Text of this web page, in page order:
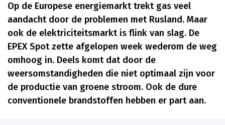
Op de Europese energiemarkt trekt gas veel
aandacht door de problemen met Rusland. Maar
ook de elektriciteitsmarkt is flink van slag. De
EPEX Spot zette afgelopen week wederom de weg
omhoog in. Deels komt dat door de
weersomstandigheden die niet optimaal zijn voor
de productie van groene stroom. Ook de dure
conventionele brandstoffen hebben er part aan.